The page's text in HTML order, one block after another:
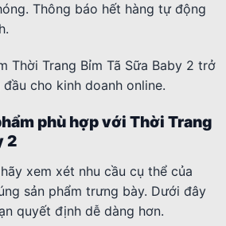
Thông báo hết hàng tự động
Thời Trang Bỉm Tã Sữa Baby 2 trở
cho kinh doanh online.
phù hợp với Thời Trang
2
xem xét nhu cầu cụ thể của
sản phẩm trưng bày. Dưới đây
quyết định dễ dàng hơn.